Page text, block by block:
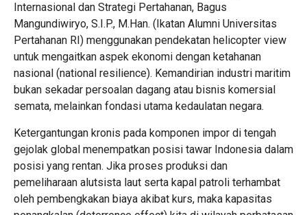
Internasional dan Strategi Pertahanan, Bagus
Mangundiwiryo, S.I.P., M.Han. (Ikatan Alumni Universitas
Pertahanan RI) menggunakan pendekatan helicopter view
untuk mengaitkan aspek ekonomi dengan ketahanan
nasional (national resilience). Kemandirian industri maritim
bukan sekadar persoalan dagang atau bisnis komersial
semata, melainkan fondasi utama kedaulatan negara.
Ketergantungan kronis pada komponen impor di tengah
gejolak global menempatkan posisi tawar Indonesia dalam
posisi yang rentan. Jika proses produksi dan
pemeliharaan alutsista laut serta kapal patroli terhambat
oleh pembengkakan biaya akibat kurs, maka kapasitas